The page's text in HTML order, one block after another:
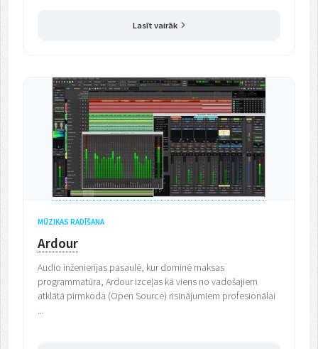
Lasīt vairāk
MŪZIKAS RADĪŠANA
Ardour
Audio inženierijas pasaulē, kur dominē maksas
programmatūra, Ardour izceļas kā viens no vadošajiem
atklātā pirmkoda (Open Source) risinājumiem profesionālai
...